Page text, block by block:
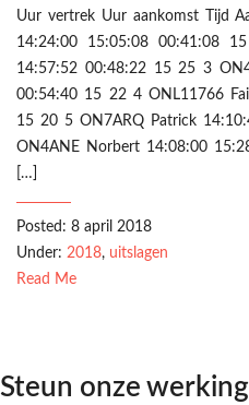
Uur vertrek Uur aankomst Tijd
14:24:00 15:05:08 00:41:08
14:57:52 00:48:22 15 25 3
00:54:40 15 22 4 ONL11766
15 20 5 ON7ARQ Patrick
ON4ANE Norbert 14:08:00
[…]
Posted: 8 april 2018
Under: 2018, uitslagen
Read Me
Steun onze werking